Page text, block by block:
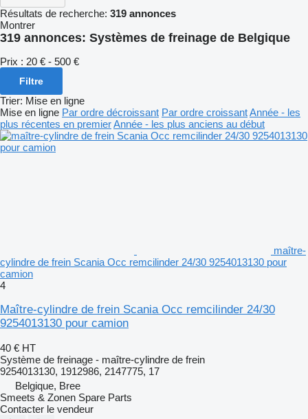
Résultats de recherche: 319 annonces
Montrer
319 annonces: Systèmes de freinage de Belgique
Prix : 20 € - 500 €
Filtre
Trier: Mise en ligne
Mise en ligne Par ordre décroissant Par ordre croissantAnnée - les
plus récentes en premierAnnée - les plus anciens au début
maître-
cylindre de frein Scania Occ remcilinder 24/30 9254013130 pour
camion
4
Maître-cylindre de frein Scania Occ remcilinder 24/30
9254013130 pour camion
40 € HT
Système de freinage - maître-cylindre de frein
9254013130, 1912986, 2147775, 17
Belgique, Bree
Smeets & Zonen Spare Parts
Contacter le vendeur